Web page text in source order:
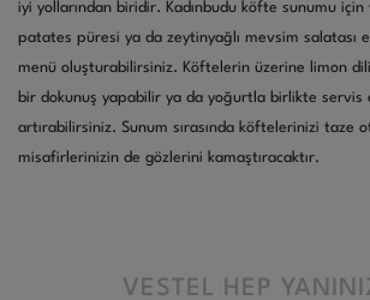
iyi yollarından biridir. Kadınbudu köfte sunumu için
patates püresi ya da zeytinyağlı mevsim salatası
menü oluşturabilirsiniz. Köftelerin üzerine limon
bir dokunuş yapabilir ya da yoğurtla birlikte servis
artırabilirsiniz. Sunum sırasında köftelerinizi taze
misafirlerinizin de gözlerini kamaştıracaktır.
VESTEL HEP